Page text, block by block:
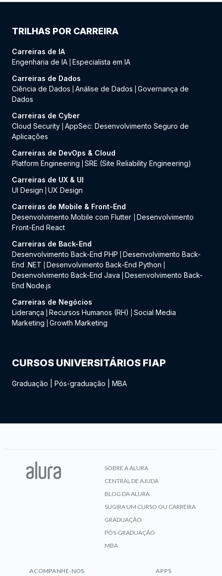
TRILHAS POR CARREIRA
Carreiras de IA
Engenharia de IA Especialista em IA
Carreiras de Dados
Ciência de Dados
Análise de Dados
Governança de
Dados
Carreiras de Cyber
Cloud Security AppSec: Desenvolvimento Seguro de
Aplicações
Carreiras de DevOps & Cloud
Platform Engineering
SRE (Site Reliability Engineering)
Carreiras de UX & UI
UI Design
UX Design
Carreiras de Mobile & Front-End
Desenvolvimento Mobile com Flutter
Desenvolvimento
Front-End React
Carreiras de Back-End
Desenvolvimento Back-End PHP
Desenvolvimento Back-
End .NET
Desenvolvimento Back-End Python
Desenvolvimento Back-End Java
Desenvolvimento Back-
End Node.js
Carreiras de Negócios
Liderança
Recursos Humanos (RH)
Social Media
Marketing
Growth Marketing
CURSOS UNIVERSITÁRIOS FIAP
Graduação Pós-graduação MBA
SOBRE A ALURA
CENTRAL DE AJUDA
BLOG DA ALURA
SUGIRA UM CURSO OU CARREIRA
GRADUAÇÃO
PÓS-GRADUAÇÃO
MBA
ACOMPANHE-NOS APPS